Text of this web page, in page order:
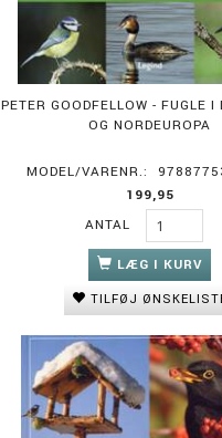
PETER GOODFELLOW - FUGLE I
OG NORDEUROPA
MODEL/VARENR.:
199,95
ANTAL
LÆG I KURV
TILFØJ